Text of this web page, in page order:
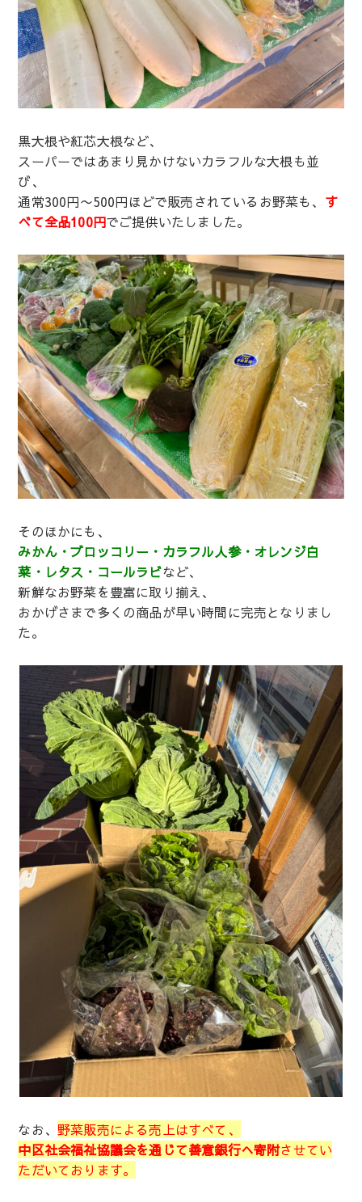
黒大根や紅芯大根など、
スーパーではあまり見かけないカラフルな大根も並
び、
通常300円〜500円ほどで販売されているお野菜も、 す
べて全品100円でご提供いたしました。
そのほかにも、
みかん・ブロッコリー・カラフル人参・オレンジ白
菜・レタス・コールラビなど、
新鮮なお野菜を豊富に取り揃え、
おかげさまで多くの商品が早い時間に完売となりまし
た。
なお、 野菜販売による売上はすべて、
中区社会福祉協議会を通じて善意銀行へ寄附させてい
ただいております。